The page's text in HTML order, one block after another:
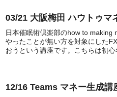
03/21 大阪梅田 ハウトゥマ
日本催眠術倶楽部のhow to making
やったことが無い方を対象にした
おうという講座です。こちらは初
12/16 Teams マネー生成講